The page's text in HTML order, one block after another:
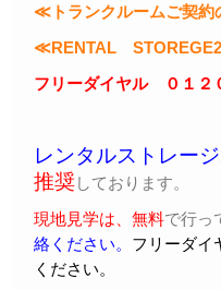
≪トランクルームご契
≪RENTAL
フリーダイヤル ０１２
レンタルストレー
推奨しております。
現地見学は、無料で行っ
絡ください。 フリーダイ
ください。